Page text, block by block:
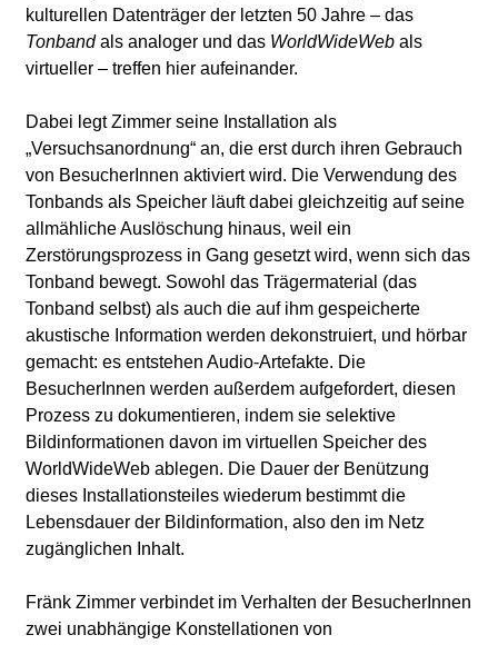
kulturellen Datenträger der letzten 50 Jahre – das
Tonbandals analoger und das WorldWideWeb als
virtueller – treffen hier aufeinander.
Dabei legt Zimmer seine Installation als
„Versuchsanordnung“ an, die erst durch ihren Gebrauch
von BesucherInnen aktiviert wird. Die Verwendung des
Tonbands als Speicher läuft dabei gleichzeitig auf seine
allmähliche Auslöschung hinaus, weil ein
Zerstörungsprozess in Gang gesetzt wird, wenn sich das
Tonband bewegt. Sowohl das Trägermaterial (das
Tonband selbst) als auch die auf ihm gespeicherte
akustische Information werden dekonstruiert, und hörbar
gemacht: es entstehen Audio-Artefakte. Die
BesucherInnen werden außerdem aufgefordert, diesen
Prozess zu dokumentieren, indem sie selektive
Bildinformationen davon im virtuellen Speicher des
WorldWideWeb ablegen. Die Dauer der Benützung
dieses Installationsteiles wiederum bestimmt die
Lebensdauer der Bildinformation, also den im Netz
zugänglichen Inhalt.
Fränk Zimmer verbindet im Verhalten der BesucherInnen
zwei unabhängige Konstellationen von